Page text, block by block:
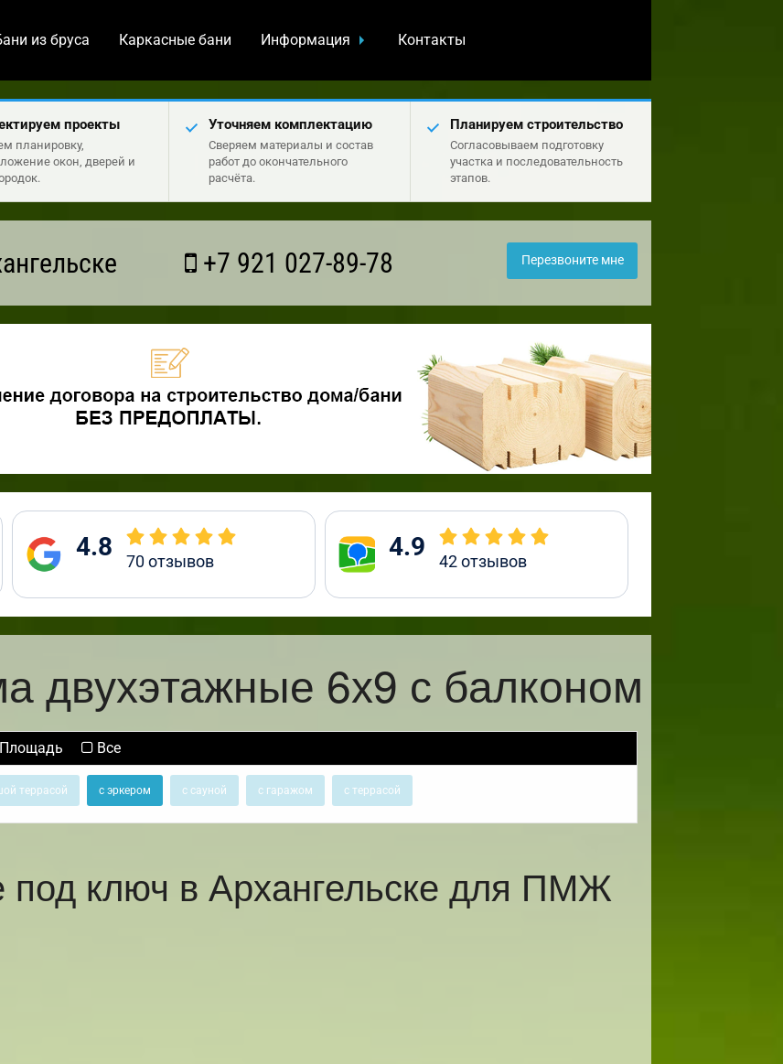
из бруса Каркасные бани Информация Контакты
проекты
планировку,
окон, дверей и
Уточняем комплектацию
Сверяем материалы и состав
работ до окончательного
расчёта.
Планируем строительство
Согласовываем подготовку
участка и последовательность
этапов.
+7 921 027-89-78 Перезвоните мне
4.8 70отзывов 4.9 42отзывов
двухэтажные 6х9 с балконом
Площадь Все
террасой с эркером с сауной с гаражом с террасой
ключ в Архангельске для ПМЖ